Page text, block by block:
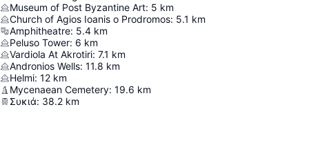
Museum of Post Byzantine Art: 5 km
Church of Agios Ioanis o Prodromos: 5.1 km
Amphitheatre: 5.4 km
Peluso Tower: 6 km
Vardiola At Akrotiri: 7.1 km
Andronios Wells: 11.8 km
Helmi: 12 km
Mycenaean Cemetery: 19.6 km
Συκιά: 38.2 km